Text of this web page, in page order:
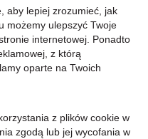
aby lepiej zrozumieć, jak
możemy ulepszyć Twoje
internetowej. Ponadto
z którą
oparte na Twoich
z plików cookie w
zgodą lub jej wycofania w